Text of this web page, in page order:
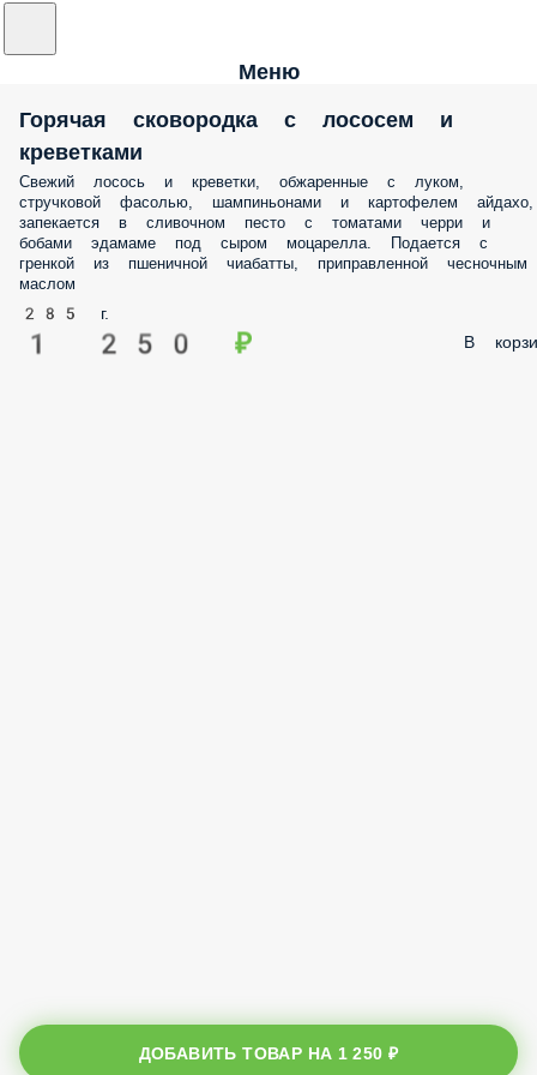
Меню
Горячая сковородка с лососем и
креветками
Свежий лосось и креветки, обжаренные с луком,
стручковой фасолью, шампиньонами и картофелем айдахо,
запекается в сливочном песто с томатами черри и
бобами эдамаме под сыром моцарелла. Подается с
гренкой из пшеничной чиабатты, приправленной чесночным
маслом
285 г.
1 250 ₽ В
ДОБАВИТЬ ТОВАР НА 1 250 ₽